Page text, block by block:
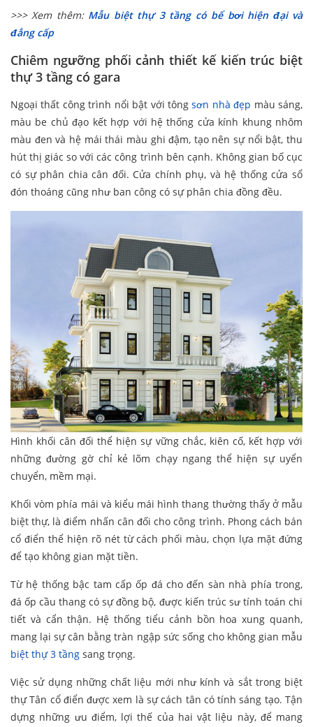
>>> Xem thêm: Mẫu biệt thự 3 tầng có bể bơi hiện đại và
đẳng cấp
Chiêm ngưỡng phối cảnh thiết kế kiến trúc biệt
thự 3 tầng có gara
Ngoại thất công trình nổi bật với tôngsơn nhà đẹp màu sáng,
màu be chủ đạo kết hợp với hệ thống cửa kính khung nhôm
màu đen và hệ mái thái màu ghi đậm, tạo nên sự nổi bật, thu
hút thị giác so với các công trình bên cạnh. Không gian bố cục
có sự phân chia cân đối. Cửa chính phụ, và hệ thống cửa sổ
đón thoáng cũng như ban công có sự phân chia đồng đều.
Hình khối cân đối thể hiện sự vững chắc, kiên cố, kết hợp với
những đường gờ chỉ kẻ lõm chạy ngang thể hiện sự uyển
chuyển, mềm mại.
Khối vòm phía mái và kiểu mái hình thang thường thấy ở mẫu
biệt thự, là điểm nhấn cân đối cho công trình. Phong cách bán
cổ điển thể hiện rõ nét từ cách phối màu, chọn lựa mặt đứng
để tạo không gian mặt tiền.
Từ hệ thống bậc tam cấp ốp đá cho đến sàn nhà phía trong,
đá ốp cầu thang có sự đồng bộ, được kiến trúc sư tính toán chi
tiết và cẩn thận. Hệ thống tiểu cảnh bồn hoa xung quanh,
mang lại sự cân bằng tràn ngập sức sống cho không gian mẫu
biệt thự 3 tầng sang trọng.
Việc sử dụng những chất liệu mới như kính và sắt trong biệt
thự Tân cổ điển được xem là sự cách tân có tính sáng tạo. Tận
dựng những ưu điểm, lợi thế của hai vật liệu này, để mang